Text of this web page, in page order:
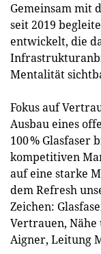
Gemeinsam mit
seit 2019
entwickelt, die
Mentalität
Fokus auf
Ausbau eines
100 % Glasfaser
kompetitiven
auf eine starke
dem Refresh
Zeichen:
Vertrauen,
Aigner, Leitung